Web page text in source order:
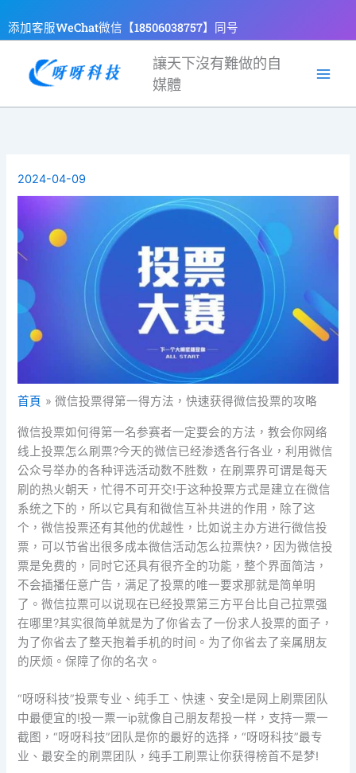
至
容
添加客服WeChat微信【18506038757】同号
讓天下沒有難做的自
媒體
2024-04-09
首頁 微信投票得第一得方法，快速获得微信投票的攻略
微信投票如何得第一名参赛者一定要会的方法，教会你网络
线上投票怎么刷票?今天的微信已经渗透各行各业，利用微信
公众号举办的各种评选活动数不胜数，在刷票界可谓是每天
刷的热火朝天，忙得不可开交!于这种投票方式是建立在微信
系统之下的，所以它具有和微信互补共进的作用，除了这
个，微信投票还有其他的优越性，比如说主办方进行微信投
票，可以节省出很多成本微信活动怎么拉票快?，因为微信投
票是免费的，同时它还具有很齐全的功能，整个界面简洁，
不会插播任意广告，满足了投票的唯一要求那就是简单明
了。微信拉票可以说现在已经投票第三方平台比自己拉票强
在哪里?其实很简单就是为了你省去了一份求人投票的面子，
为了你省去了整天抱着手机的时间。为了你省去了亲属朋友
的厌烦。保障了你的名次。
“呀呀科技”投票专业、纯手工、快速、安全!是网上刷票团队
中最便宜的!投一票一ip就像自己朋友帮投一样，支持一票一
截图，“呀呀科技”团队是你的最好的选择，“呀呀科技”最专
业、最安全的刷票团队，纯手工刷票让你获得榜首不是梦!